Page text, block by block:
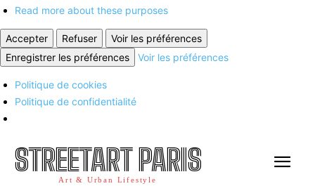
Read more about these purposes
Accepter Refuser
Voir les préférences
Enregistrer les préférences
Voir les préférences
Politique de cookies
Politique de confidentialité
STREETART PARIS
Art & Urban Lifestyle